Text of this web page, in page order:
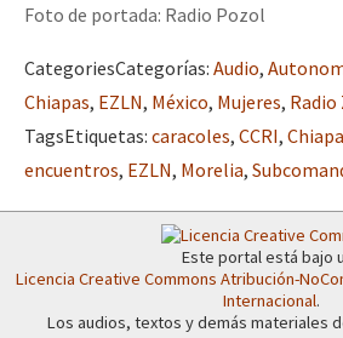
Foto de portada: Radio Pozol
CategoriesCategorías: Audio,
Chiapas, EZLN, México, Mujeres,
TagsEtiquetas: caracoles, CCRI,
encuentros, EZLN, Morelia,
Este portal está bajo
Licencia Creative Commons Atribución-
Internacional.
Los audios, textos y demás materiales